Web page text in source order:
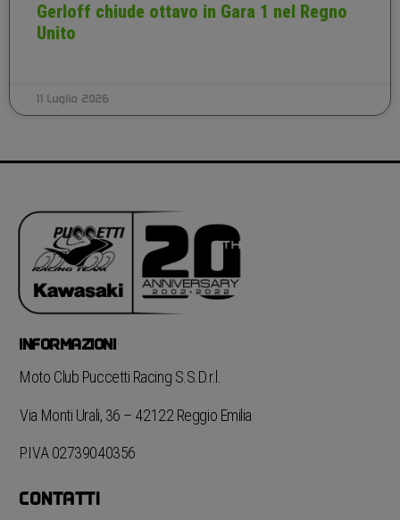
Gerloff chiude ottavo in Gara 1 nel Regno
Unito
11 Luglio 2026
INFORMAZIONI
Moto Club Puccetti Racing S.S.D.r.l.
Via Monti Urali, 36 – 42122 Reggio Emilia
P.IVA 02739040356
CONTATTI